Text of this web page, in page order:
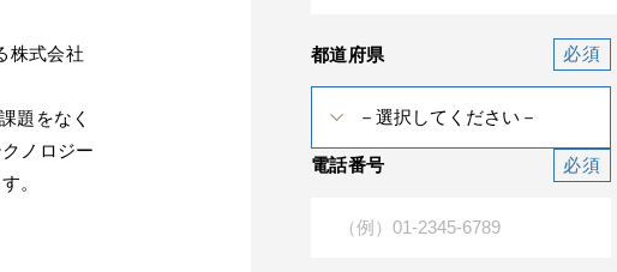
株式会社
題をなく
ノロジー
。
都道府県
電話番号